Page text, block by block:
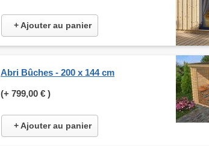
+ Ajouter au panier
Abri Bûches - 200 x 144 cm
(+ 799,00 € )
+ Ajouter au panier